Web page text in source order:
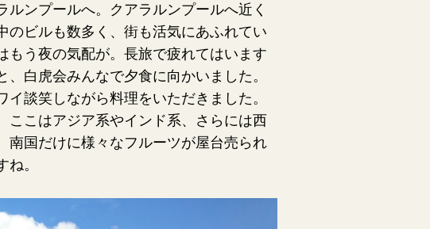
ンプールへ。クアラルンプールへ近く
のビルも数多く、街も活気にあふれてい
もう夜の気配が。長旅で疲れてはいます
白虎会みんなで夕食に向かいました。
談笑しながら料理をいただきました。
ここはアジア系やインド系、さらには西
南国だけに様々なフルーツが屋台売られ
。